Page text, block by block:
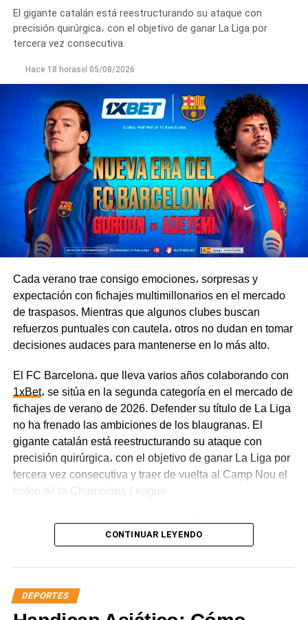
El gigante catalán está reestructurando su ataque con
precisión quirúrgica، con el objetivo de ganar La Liga por
tercera vez consecutiva.
Hace 18 horasel 05/08/2026
Cada verano trae consigo emociones، sorpresas y
expectación con fichajes multimillonarios en el mercado
de traspasos. Mientras que algunos clubes buscan
refuerzos puntuales con cautela، otros no dudan en tomar
decisiones audaces para mantenerse en lo más alto.
El FC Barcelona، que lleva varios años colaborando con
1xBet، se sitúa en la segunda categoría en el mercado de
fichajes de verano de 2026. Defender su título de La Liga
no ha frenado las ambiciones de los blaugranas. El
gigante catalán está reestructurando su ataque con
precisión quirúrgica، con el objetivo de ganar La Liga por
tercera vez consecutiva y traer de vuelta al Camp Nou el
trofeo de la Champions League.
Réquiem por el “nueve” y Gordon Blitzkrieg
partida de la reestructuración del ataque. El
dejando un vacío en la punta del ataque. La prioridad
inicial del FC Barcelona era reforzar la posición de
CONTINUAR LEYENDO
DEPORTES